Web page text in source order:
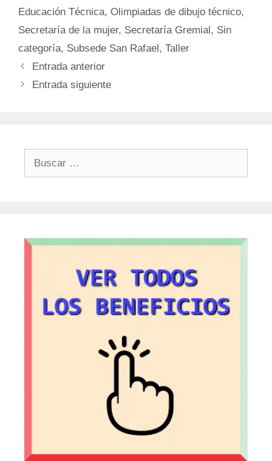
Educación Técnica, Olimpiadas de dibujo técnico,
Secretaría de la mujer, Secretaría Gremial, Sin
categoría, Subsede San Rafael, Taller
Entrada anterior
Entrada siguiente